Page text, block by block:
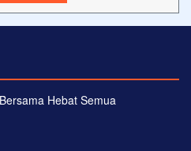
Hebat Semua